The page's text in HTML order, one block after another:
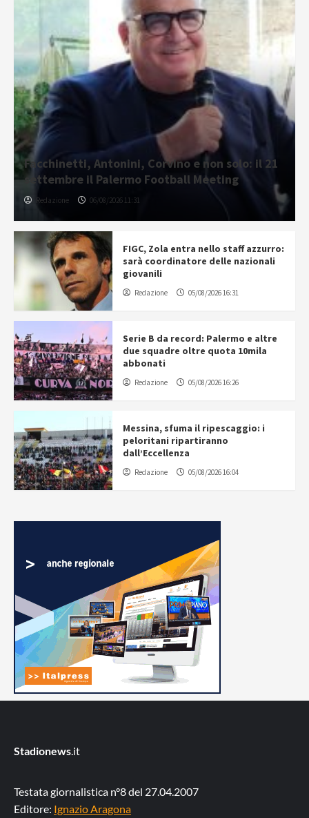
Facchinetti, Antonini, Corvino e non solo: il 21
settembre il Palermo Football Meeting
Redazione 06/08/2026 11:31
FIGC, Zola entra nello staff azzurro:
sarà coordinatore delle nazionali
giovanili
Redazione 05/08/2026 16:31
Serie B da record: Palermo e altre
due squadre oltre quota 10mila
abbonati
Redazione 05/08/2026 16:26
Messina, sfuma il ripescaggio: i
peloritani ripartiranno
dall’Eccellenza
Redazione 05/08/2026 16:04
Stadionews.it
Testata giornalistica n°8 del 27.04.2007
Editore: Ignazio Aragona